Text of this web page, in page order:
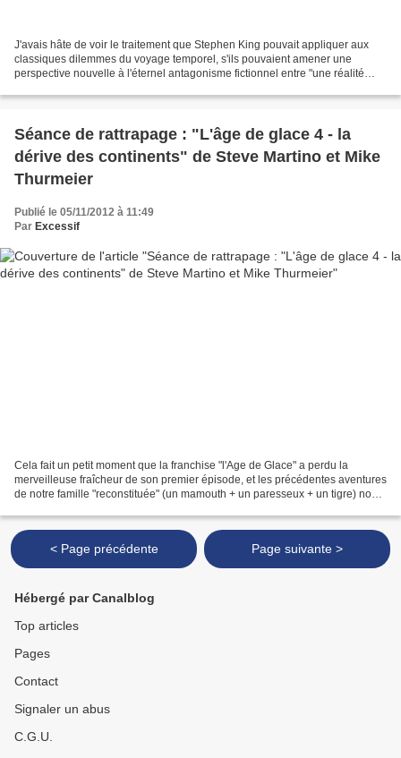
J'avais hâte de voir le traitement que Stephen King pouvait appliquer aux
classiques dilemmes du voyage temporel, s'ils pouvaient amener une
perspective nouvelle à l'éternel antagonisme fictionnel entre "une réalité
Séance de rattrapage : "L'âge de glace 4 - la
dérive des continents" de Steve Martino et Mike
Thurmeier
Publié le 05/11/2012 à 11:49
Par Excessif
Cela fait un petit moment que la franchise "l'Age de Glace" a perdu la
merveilleuse fraîcheur de son premier épisode, et les précédentes aventures
de notre famille "reconstituée" (un mamouth + un paresseux + un tigre) nous
< Page précédente Page suivante >
Hébergé par Canalblog
Top articles
Pages
Contact
Signaler un abus
C.G.U.